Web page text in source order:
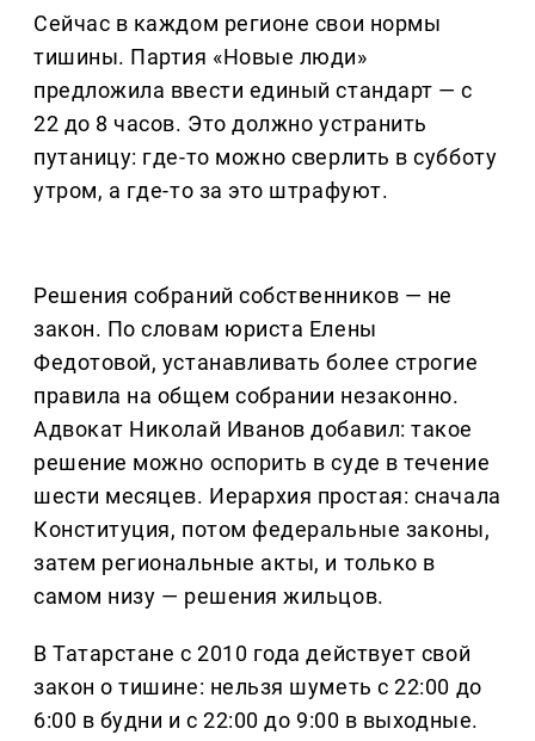
Сейчас в каждом регионе свои нормы
тишины. Партия «Новые люди»
предложила ввести единый стандарт — с
22 до 8 часов. Это должно устранить
путаницу: где-то можно сверлить в субботу
утром, а где-то за это штрафуют.
Решения собраний собственников — не
закон. По словам юриста Елены
Федотовой, устанавливать более строгие
правила на общем собрании незаконно.
Адвокат Николай Иванов добавил: такое
решение можно оспорить в суде в течение
шести месяцев. Иерархия простая: сначала
Конституция, потом федеральные законы,
затем региональные акты, и только в
самом низу — решения жильцов.
В Татарстане с 2010 года действует свой
закон о тишине: нельзя шуметь с 22:00 до
6:00 в будни и с 22:00 до 9:00 в выходные.